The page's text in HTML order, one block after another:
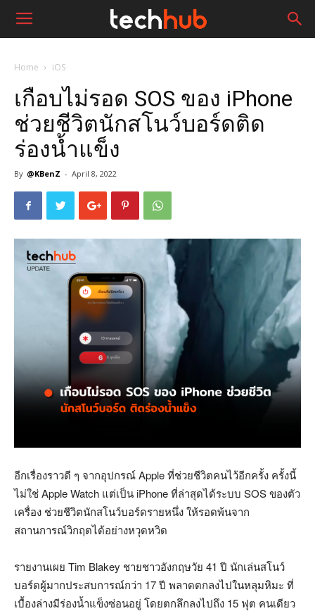
Home iOS
เกือบไม่รอด SOS ของ iPhone
ช่วยชีวิตนักสโนว์บอร์ดติด
ร่องน้ำแข็ง
By @KBenZ - April 8, 2022
อีกเรื่องราวดี ๆ จากอุปกรณ์ Apple ที่ช่วยชีวิตคนไว้อีกครั้ง ครั้งนี้
ไม่ใช่ Apple Watch แต่เป็น iPhone ที่ล่าสุดได้ระบบ SOS ของตัว
เครื่อง ช่วยชีวิตนักสโนว์บอร์ดรายหนึ่ง ให้รอดพ้นจาก
สถานการณ์วิกฤตได้อย่างหวุดหวิด
รายงานเผย Tim Blakey ชายชาวอังกฤษวัย 41 ปี นักเล่นสโนว์
บอร์ดผู้มากประสบการณ์กว่า 17 ปี พลาดตกลงไปในหลุมหิมะ ที่
เบื้องล่างมีร่องน้ำแข็งซ่อนอยู่ โดยตกลึกลงไปถึง 15 ฟุต คนเดียว